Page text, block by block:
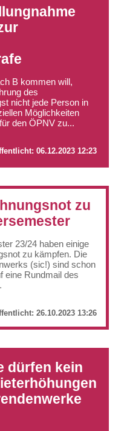
B kommen will,
des
nicht jede Person in
Möglichkeiten
den ÖPNV zu...
06.12.2023 12:23
zu
23/24 haben einige
zu kämpfen. Die
(sic!) sind schon
eine Rundmail des
26.10.2023 13:26
dürfen kein